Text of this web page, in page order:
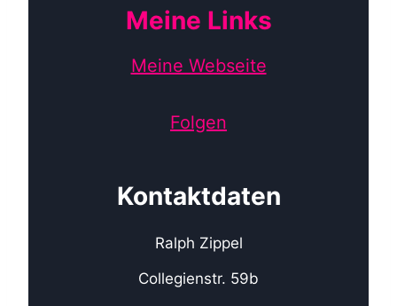
Meine Links
Meine Webseite
Folgen
Kontaktdaten
Ralph Zippel
Collegienstr. 59b